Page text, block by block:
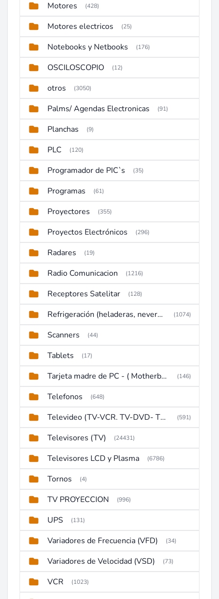
Motores (428)
Motores electricos (25)
Notebooks y Netbooks (176)
OSCILOSCOPIO (12)
otros (3050)
Palms/ Agendas Electronicas (91)
Planchas (9)
PLC (120)
Programador de PIC`s (35)
Programas (61)
Proyectores (355)
Proyectos Electrónicos (296)
Radares (19)
Radio Comunicacion (1216)
Receptores Satelitar (128)
Refrigeración (heladeras, neveras, congeladores) (1074)
Scanners (44)
Tablets (17)
Tarjeta madre de PC - ( Motherboard ) (146)
Telefonos (648)
Televideo (TV-VCR. TV-DVD- TV-DVD-VCR) (591)
Televisores (TV) (24431)
Televisores LCD y Plasma (6786)
Tornos (4)
TV PROYECCION (996)
UPS (131)
Variadores de Frecuencia (VFD) (34)
Variadores de Velocidad (VSD) (73)
VCR (1023)